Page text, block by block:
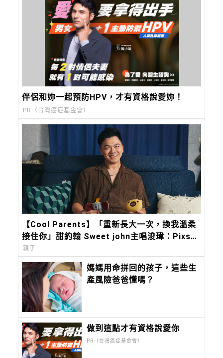
伴侶和妳一起預防HPV，才有資格說愛妳！
PR（台灣癌症基金會）
【Cool Parents】「重新長大一次，換我溫柔
接住你」甜約翰 Sweet john主唱浚瑋：Pixsee
陪我築起兒子的移動城堡
親子
媽媽用命拼回的孩子，這些生
產風險爸爸懂嗎？
做到這點才有資格說愛你
PR（台灣癌症基金會）